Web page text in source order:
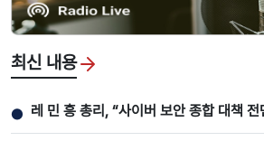
최신 내용
● 레 민 흥 총리, “사이버 보안 종합 대책 전